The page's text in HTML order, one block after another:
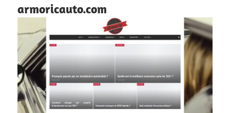
armoricauto.com